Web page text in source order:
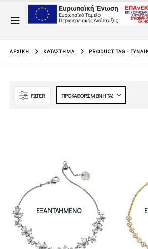
ΑΡΧΙΚΉ ΚΑΤΆΣΤΗΜΑ PRODUCT TAG -
FILTER
ΕΞΑΝΤΛΗΜΈΝΟ